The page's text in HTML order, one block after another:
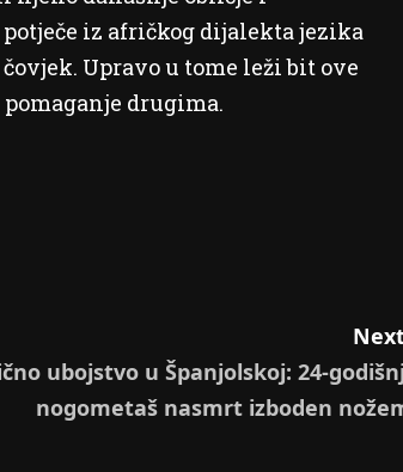
iz afričkog dijalekta jezika
Upravo u tome leži bit ove
drugima.
ubojstvo u Španjolskoj: 24-
nogometaš nasmrt izboden